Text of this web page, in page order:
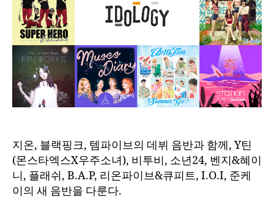
지온, 블랙핑크, 템파이브의 데뷔 음반과 함께, Y틴
(몬스타엑스X우주소녀), 비투비, 소년24, 벤지&혜이
니, 플래쉬, B.A.P, 리온파이브&큐피트, I.O.I, 준케
이의 새 음반을 다룬다.